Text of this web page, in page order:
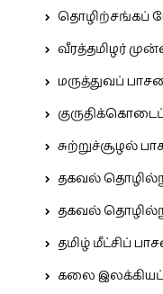
தொழிற்சங்கப்
வீரத்தமிழர்
மருத்துவப்
சுற்றுச்சூழல்
தகவல்
தகவல்
தமிழ் மீட்சிப்
கலை